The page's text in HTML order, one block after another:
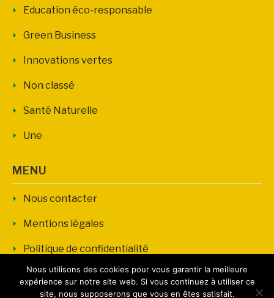
Education éco-responsable
Green Business
Innovations vertes
Non classé
Santé Naturelle
Une
MENU
Nous contacter
Mentions légales
Politique de confidentialité
Nous utilisons des cookies pour vous garantir la meilleure
expérience sur notre site web. Si vous continuez à utiliser ce
site, nous supposerons que vous en êtes satisfait.